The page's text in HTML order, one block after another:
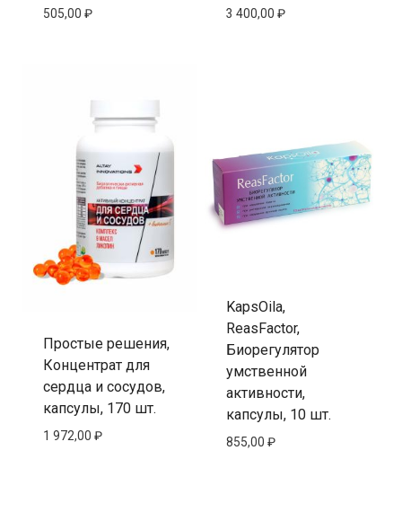
505,00 ₽ 3 400,00 ₽
Простые решения,
Концентрат для
сердца и сосудов,
капсулы, 170 шт.
1 972,00 ₽
KapsOila,
ReasFactor,
Биорегулятор
умственной
активности,
капсулы, 10 шт.
855,00 ₽